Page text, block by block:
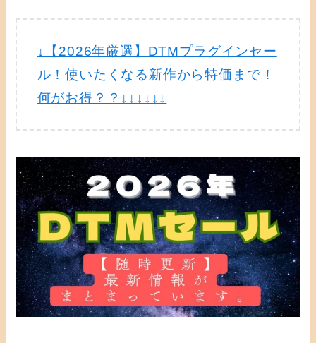
↓【2026年厳選】DTMプラグインセー
ル！使いたくなる新作から特価まで！
何がお得？？↓↓↓↓↓↓